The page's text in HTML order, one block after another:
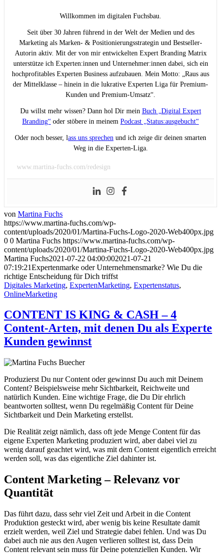
Willkommen im digitalen Fuchsbau.
Seit über 30 Jahren führend in der Welt der Medien und des
Marketing als Marken- & Positionierungsstrategin und Bestseller-
Autorin aktiv. Mit der von mir entwickelten Expert Branding Matrix
unterstütze ich Experten:innen und Unternehmer:innen dabei, sich ein
hochprofitables Experten Business aufzubauen. Mein Motto: „Raus aus
der Mittelklasse – hinein in die lukrative Experten Liga für Premium-
Kunden und Premium-Umsatz“.
Du willst mehr wissen? Dann hol Dir mein Buch „Digital Expert
Branding“ oder stöbere in meinem Podcast „Status:ausgebucht“
Oder noch besser, lass uns sprechen und ich zeige dir deinen smarten
Weg in die Experten-Liga.
www.martina-fuchs.com/redesign
von Martina Fuchs
https://www.martina-fuchs.com/wp-
content/uploads/2020/01/Martina-Fuchs-Logo-2020-Web400px.jpg
0 0 Martina Fuchs https://www.martina-fuchs.com/wp-
content/uploads/2020/01/Martina-Fuchs-Logo-2020-Web400px.jpg
Martina Fuchs2021-07-22 04:00:002021-07-21
07:19:21Expertenmarke oder Unternehmensmarke? Wie Du die
richtige Entscheidung für Dich triffst
Digitales Marketing, ExpertenMarketing, Expertenstatus,
OnlineMarketing
CONTENT IS KING & CASH – 4
Content-Arten, mit denen Du als Experte
Kunden gewinnst
Produzierst Du nur Content oder gewinnst Du auch mit Deinem
Content? Beispielsweise mehr Sichtbarkeit, Reichweite und
natürlich Kunden. Eine wichtige Frage, die Du Dir ehrlich
beantworten solltest, wenn Du regelmäßig Content für Deine
Sichtbarkeit und Dein Marketing erstellst.
Die Realität zeigt nämlich, dass oft jede Menge Content für das
eigene Experten Marketing produziert wird, aber dabei viel zu
wenig darauf geachtet wird, was mit dem Content eigentlich erreicht
werden soll, was das eigentliche Ziel dahinter ist.
Content Marketing – Relevanz vor
Quantität
Das führt dazu, dass sehr viel Zeit und Arbeit in die Content
Produktion gesteckt wird, aber wenig bis keine Resultate damit
erzielt werden, weil Ziel und Strategie dabei fehlen. Und was Du
dabei auch nie aus den Augen verlieren solltest ist, dass Dein
Content relevant sein muss für Deine potenziellen Kunden. Wir